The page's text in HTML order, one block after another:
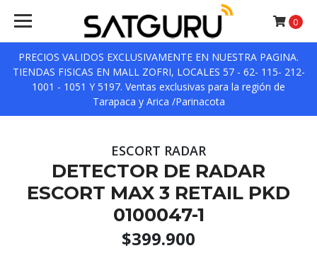
PRECIOS VALIDOS EXCLUSIVAMENTE EN NUESTRA PAGINA.
TIENDAS FISICAS EN MALL ZOFRI, LOCALES 57 - 62- 115- 212-
1001 - 1051 Y 5197. Ventas exclusivas para la región de
Tarapaca y Arica /Parinacota
0
ESCORT RADAR
DETECTOR DE RADAR
ESCORT MAX 3 RETAIL PKD
0100047-1
$399.900